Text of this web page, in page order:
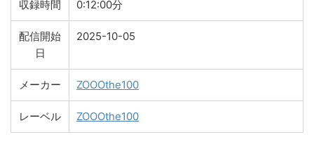
収録時間 0:12:00分
配信開始
日
2025-10-05
メーカー ZOOOthe100
レーベル ZOOOthe100